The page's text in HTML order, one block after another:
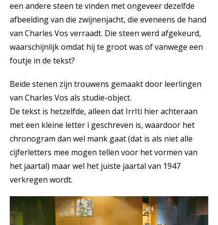
een andere steen te vinden met ongeveer dezelfde
afbeelding van die zwijnenjacht, die eveneens de hand
van Charles Vos verraadt. Die steen werd afgekeurd,
waarschijnlijk omdat hij te groot was of vanwege een
foutje in de tekst?
Beide stenen zijn trouwens gemaakt door leerlingen
van Charles Vos als studie-object.
De tekst is hetzelfde, alleen dat IrrIti hier achteraan
met een kleine letter i geschreven is, waardoor het
chronogram dan wel mank gaat (dat is als niet alle
cijferletters mee mogen tellen voor het vormen van
het jaartal) maar wel het juiste jaartal van 1947
verkregen wordt.